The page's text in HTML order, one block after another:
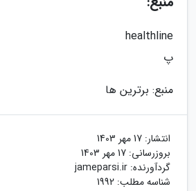
healthline
پ
منبع: برترین ها
انتشار: 17 مهر 1403
بروزرسانی: 17 مهر 1403
گردآورنده: jameparsi.ir
شناسه مطلب: 1992